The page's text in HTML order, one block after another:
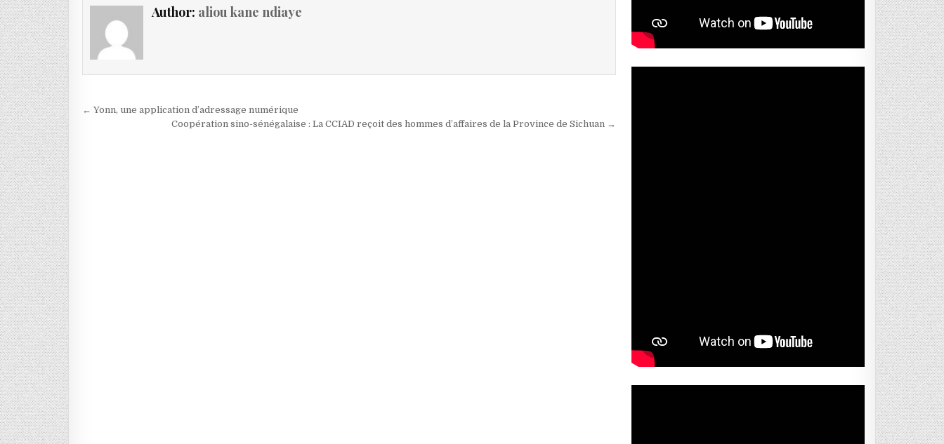
Author: aliou kane ndiaye
Navigation de l’article
← Yonn, une application d’adressage numérique
Coopération sino-sénégalaise : La CCIAD reçoit des hommes d’affaires de la Province de Sichuan →